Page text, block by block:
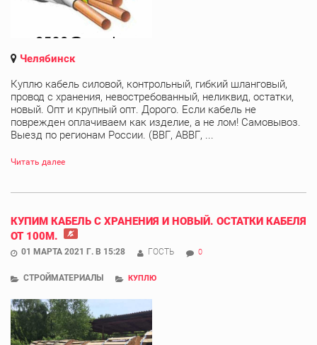
Челябинск
Куплю кабель силовой, контрольный, гибкий шланговый,
провод с хранения, невостребованный, неликвид, остатки,
новый. Опт и крупный опт. Дорого. Если кабель не
поврежден оплачиваем как изделие, а не лом! Самовывоз.
Выезд по регионам России. (ВВГ, АВВГ, ...
Читать далее
КУПИМ КАБЕЛЬ С ХРАНЕНИЯ И НОВЫЙ. ОСТАТКИ КАБЕЛЯ
ОТ 100М.
01 МАРТА 2021 Г. В 15:28 ГОСТЬ 0
СТРОЙМАТЕРИАЛЫ КУПЛЮ